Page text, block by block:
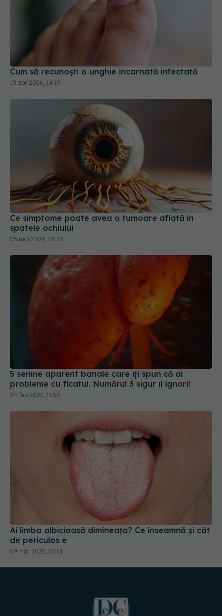
Cum să recunoști o unghie încarnată infectată
10 apr 2026, 14:19
Ce simptome poate avea o tumoare aflată în
spatele ochiului
05 mai 2026, 18:23
5 semne aparent banale care îți spun că ai
probleme cu ficatul. Numărul 3 sigur îl ignori!
24 feb 2025, 11:50
Ai limba albicioasă dimineața? Ce înseamnă și cât
de periculos e
09 mar 2025, 10:14